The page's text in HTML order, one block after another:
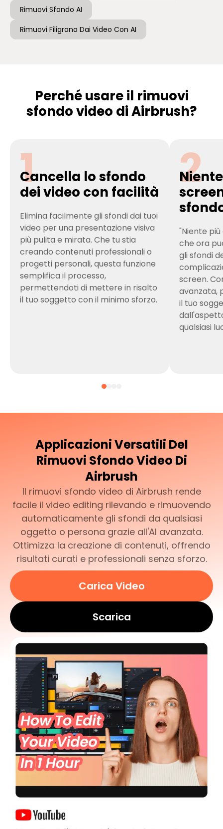
Rimuovi Sfondo AI
Rimuovi Filigrana Dai Video Con AI
Perché usare il rimuovi
sfondo video di Airbrush?
1
Cancella lo sfondo
dei video con facilità
Elimina facilmente gli sfondi dai tuoi
video per una presentazione visiva
più pulita e mirata. Che tu stia
creando contenuti professionali o
progetti personali, questa funzione
semplifica il processo,
permettendoti di mettere in risalto
il tuo soggetto con il minimo sforzo.
2
"Niente
che ora
gli sfondi
screen.
avanzata,
il tuo
qualsiasi
Applicazioni Versatili Del
Rimuovi Sfondo Video Di
Airbrush
Il rimuovi sfondo video di Airbrush rende
facile il video editing rilevando e rimuovendo
automaticamente gli sfondi da qualsiasi
oggetto o persona grazie all'AI avanzata.
Ottimizza la creazione di contenuti, offrendo
risultati curati e professionali senza sforzo.
Carica Video
Scarica